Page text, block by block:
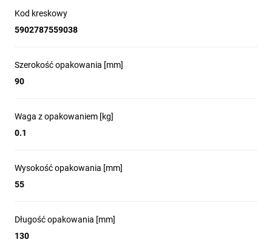
Kod kreskowy
5902787559038
Szerokość opakowania [mm]
90
Waga z opakowaniem [kg]
0.1
Wysokość opakowania [mm]
55
Długość opakowania [mm]
130